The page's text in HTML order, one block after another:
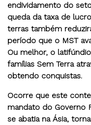
endividamento do
queda da taxa de
terras também
período que o MST
Ou melhor, o
famílias Sem Terra
obtendo conquistas.
Ocorre que este
mandato do Governo
se abatia na Ásia,